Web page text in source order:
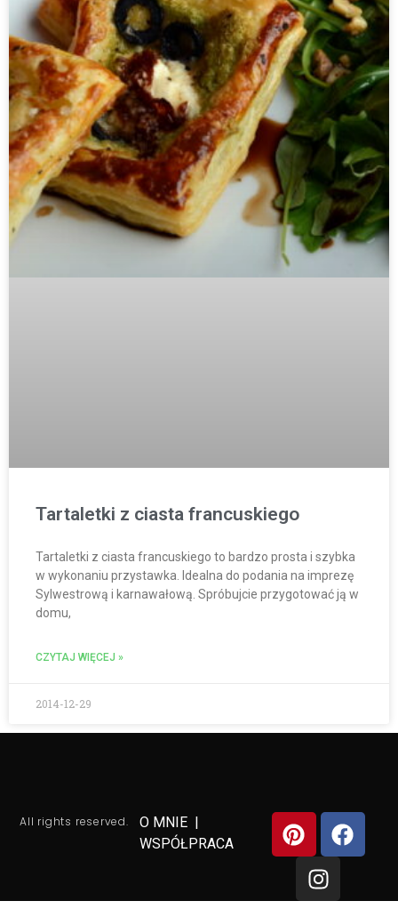
Tartaletki z ciasta francuskiego
Tartaletki z ciasta francuskiego to bardzo prosta i szybka
w wykonaniu przystawka. Idealna do podania na imprezę
Sylwestrową i karnawałową. Spróbujcie przygotować ją w
domu,
CZYTAJ WIĘCEJ »
2014-12-29
All rights reserved. O MNIE |
WSPÓŁPRACA